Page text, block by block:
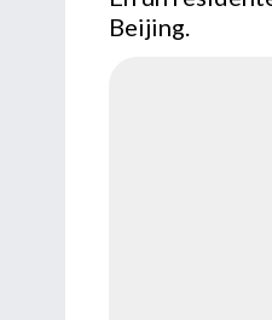
Beijing.